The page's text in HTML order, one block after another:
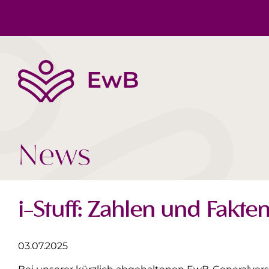
News
i-Stuff: Zahlen und Fakten
03.07.2025